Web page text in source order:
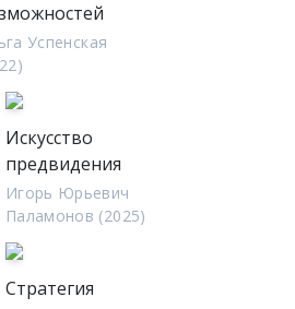
Успенская
Искусство
предвидения
Игорь Юрьевич
Паламонов (2025)
Стратегия